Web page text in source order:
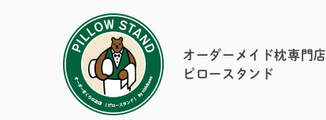
オーダーメイド枕専門店
ピロースタンド